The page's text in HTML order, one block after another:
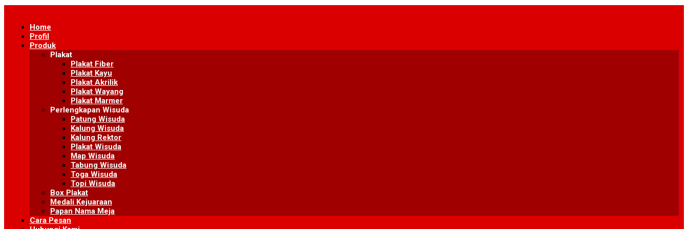
content
Home
Profil
Produk
Plakat
Plakat Fiber
Plakat Kayu
Plakat Akrilik
Plakat Wayang
Plakat Marmer
Perlengkapan Wisuda
Patung Wisuda
Kalung Wisuda
Kalung Rektor
Plakat Wisuda
Map Wisuda
Tabung Wisuda
Toga Wisuda
Topi Wisuda
Box Plakat
Medali Kejuaraan
Papan Nama Meja
Cara Pesan